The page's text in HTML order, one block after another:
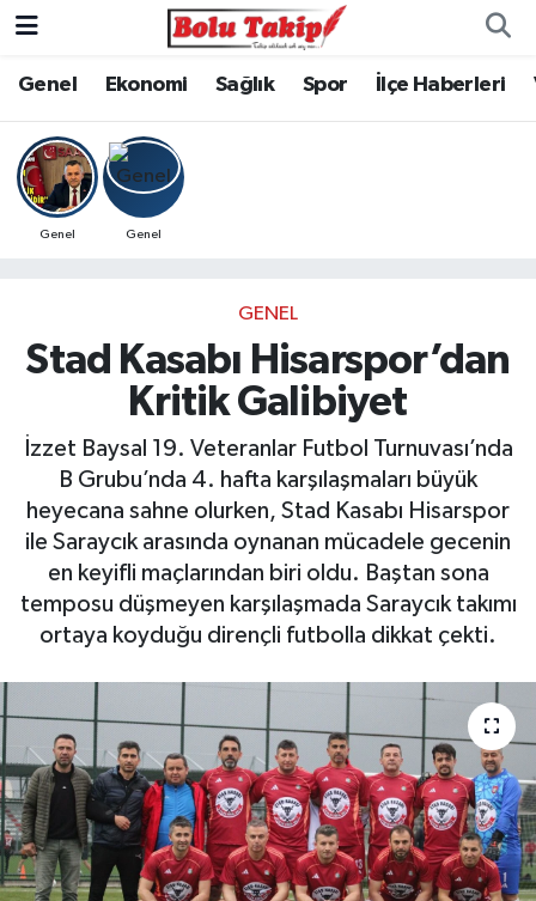
Genel Ekonomi Sağlık Spor İlçe Haberleri
Genel Genel
GENEL
Stad Kasabı Hisarspor’dan
Kritik Galibiyet
İzzet Baysal 19. Veteranlar Futbol Turnuvası’nda
B Grubu’nda 4. hafta karşılaşmaları büyük
heyecana sahne olurken, Stad Kasabı Hisarspor
ile Saraycık arasında oynanan mücadele gecenin
en keyifli maçlarından biri oldu. Baştan sona
temposu düşmeyen karşılaşmada Saraycık takımı
ortaya koyduğu dirençli futbolla dikkat çekti.